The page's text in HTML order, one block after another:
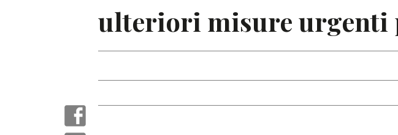
ulteriori misure urgenti